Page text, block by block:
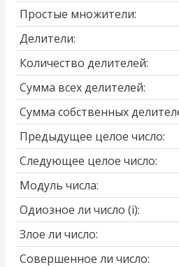
Простые множители:
Делители:
Количество делителей:
Сумма всех делителей:
Сумма собственных
Предыдущее целое число:
Следующее целое число:
Модуль числа:
Одиозное ли число (i):
Злое ли число:
Совершенное ли число: